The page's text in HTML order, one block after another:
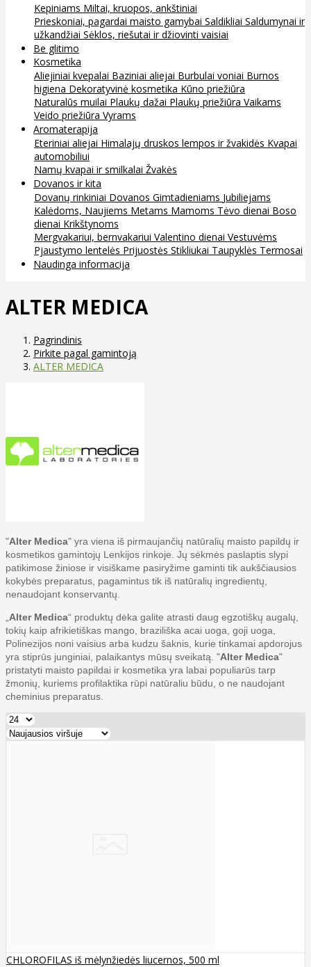
Kepiniams Miltai, kruopos, ankštiniai
Prieskoniai, pagardai maisto gamybai Saldikliai Saldumynai ir
užkandžiai Sėklos, riešutai ir džiovinti vaisiai
Be glitimo
Kosmetika
Aliejiniai kvepalai Baziniai aliejai Burbulai voniai Burnos
higiena Dekoratyvinė kosmetika Kūno priežiūra
Naturalūs muilai Plaukų dažai Plaukų priežiūra Vaikams
Veido priežiūra Vyrams
Aromaterapija
Eteriniai aliejai Himalajų druskos lempos ir žvakidės Kvapai
automobiliui
Namų kvapai ir smilkalai Žvakės
Dovanos ir kita
Dovanų rinkiniai Dovanos Gimtadieniams Jubiliejams
Kalėdoms, Naujiems Metams Mamoms Tėvo dienai Boso
dienai Krikštynoms
Mergvakariui, bernvakariui Valentino dienai Vestuvėms
Pjaustymo lentelės Prijuostės Stikliukai Taupyklės Termosai
Naudinga informacija
ALTER MEDICA
Pagrindinis
Pirkite pagal gamintoją
ALTER MEDICA
"Alter Medica" yra viena iš pirmaujančių natūralių maisto papildų ir
kosmetikos gamintojų Lenkijos rinkoje. Jų sėkmės paslaptis slypi
patikimose žiniose ir visiškame pasiryžime gaminti tik aukščiausios
kokybės preparatus, pagamintus tik iš natūralių ingredientų,
nenaudojant konservantų.
Alter Medica“ produktų dėka galite atrasti daug egzotiškų augalų,
tokių kaip afrikietiškas mango, braziliška acai uoga, goji uoga,
Polinezijos noni vaisius arba kudzu šaknis, kurie tinkamai apdorojus
yra stiprūs junginiai, palaikantys mūsų sveikatą. "Alter Medica"
pristatyti maisto papildai ir kosmetika yra labai populiarūs tarp
žmonių, kuriems profilaktika rūpi natūraliu būdu, o ne naudojant
cheminius preparatus.
CHLOROFILAS iš mėlynžiedės liucernos, 500 ml